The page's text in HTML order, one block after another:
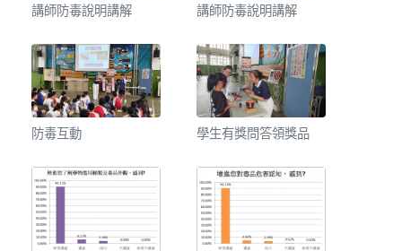
講師防毒說明講解 講師防毒說明講解
防毒互動 學生有獎問答領獎品